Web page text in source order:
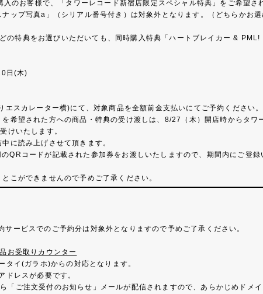
のお客様で、「タワーレコード新宿店限定スペシャル特典」をご希望さ
ップ写真a」（シリアル番号付き）は対象外となります。（どちらかお選
特典をお選びいただいても、同時購入特典「ハートブレイカー & PML!
日(木)
スカレーター横)にて、対象商品を全額前金支払いにてご予約ください。
希望された方への商品・特典の受け渡しは、8/27（木）開店時からタワ
けいたします。
に読み上げさせて頂きます。
QRコードが記載された参加券をお渡しいたしますので、期間内にご登録
こができませんので予めご了承ください。
サービスでのご予約分は対象外となりますので予めご了承ください。
お受取りカウンター
タイ(ガラホ)からの対応となります。
ドレスが必要です。
ご注文受付のお知らせ」メールが配信されますので、あらかじめドメ